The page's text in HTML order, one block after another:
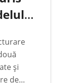
și
de